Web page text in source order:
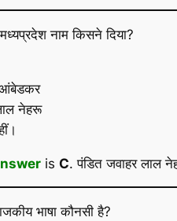
नाम किसने दिया?
आंबेडकर
नेहरू
is C. पंडित जवाहर लाल
भाषा कौनसी है?